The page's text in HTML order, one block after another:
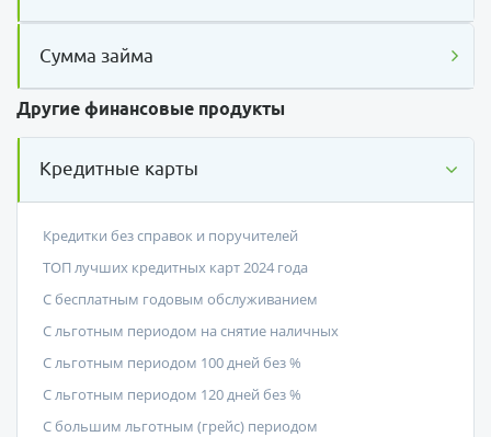
Сумма займа
Другие финансовые продукты
Кредитные карты
Кредитки без справок и поручителей
ТОП лучших кредитных карт 2024 года
С бесплатным годовым обслуживанием
С льготным периодом на снятие наличных
С льготным периодом 100 дней без %
С льготным периодом 120 дней без %
С большим льготным (грейс) периодом